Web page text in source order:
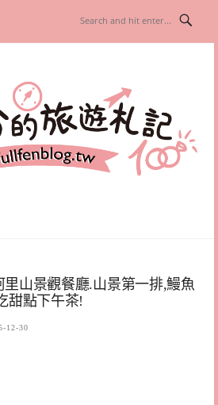
里山景觀餐廳.山景第一排,鰻魚
甜點下午茶!
12-30